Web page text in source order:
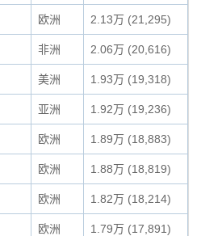
欧洲 2.13万 (21,295)
非洲 2.06万 (20,616)
美洲 1.93万 (19,318)
亚洲 1.92万 (19,236)
欧洲 1.89万 (18,883)
欧洲 1.88万 (18,819)
欧洲 1.82万 (18,214)
欧洲 1.79万 (17,891)